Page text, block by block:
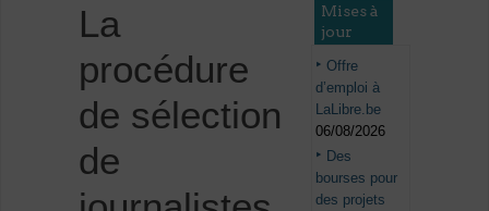
La
procédure
de sélection
de
Mises à
jour
Offre
d’emploi à
LaLibre.be
06/08/2026
Des
bourses pour
des projets